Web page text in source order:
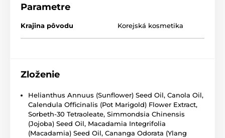
Parametre
Krajina pôvodu Korejská kosmetika
Zloženie
Helianthus Annuus (Sunflower) Seed Oil, Canola Oil,
Calendula Officinalis (Pot Marigold) Flower Extract,
Sorbeth-30 Tetraoleate, Simmondsia Chinensis
(Jojoba) Seed Oil, Macadamia Integrifolia
(Macadamia) Seed Oil, Cananga Odorata (Ylang